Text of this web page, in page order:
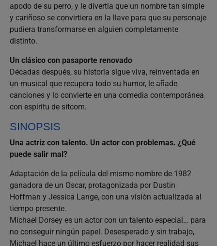
apodo de su perro, y le divertía que un nombre tan simple
y cariñoso se convirtiera en la llave para que su personaje
pudiera transformarse en alguien completamente
distinto.
Un clásico con pasaporte renovado
Décadas después, su historia sigue viva, reinventada en
un musical que recupera todo su humor, le añade
canciones y lo convierte en una comedia contemporánea
con espíritu de sitcom.
SINOPSIS
Una actriz con talento. Un actor con problemas. ¿Qué
puede salir mal?
Adaptación de la película del mismo nombre de 1982
ganadora de un Oscar, protagonizada por Dustin
Hoffman y Jessica Lange, con una visión actualizada al
tiempo presente.
Michael Dorsey es un actor con un talento especial… para
no conseguir ningún papel. Desesperado y sin trabajo,
Michael hace un último esfuerzo por hacer realidad sus